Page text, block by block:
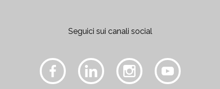
Seguici sui canali social